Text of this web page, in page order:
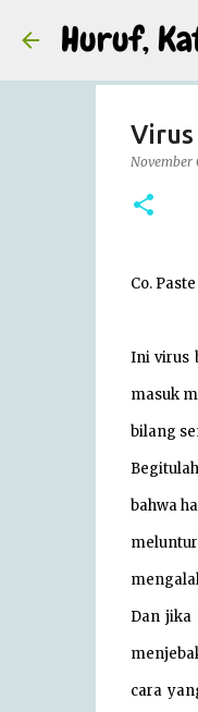
Huruf,
Virus
November
Co.
Ini virus
masuk
bilang
bahwa
Dan
cara